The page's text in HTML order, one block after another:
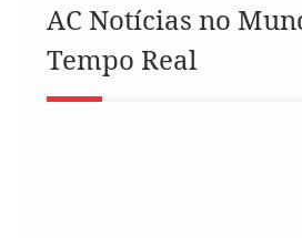
AC Notícias no
Tempo Real